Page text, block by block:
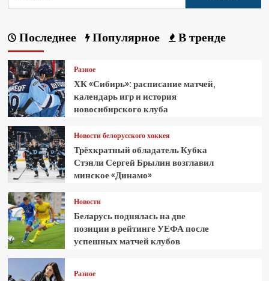
Последнее Популярное В тренде
Разное
ХК «Сибирь»: расписание матчей,
календарь игр и история
новосибирского клуба
Новости белорусского хоккея
Трёхкратный обладатель Кубка
Стэнли Сергей Брылин возглавил
минское «Динамо»
Новости
Беларусь поднялась на две
позиции в рейтинге УЕФА после
успешных матчей клубов
Разное